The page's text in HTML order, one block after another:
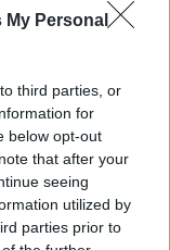
Personal
third parties, or
for
below opt-out
that after your
seeing
utilized by
parties prior to
hotărâre,
din
explorare,
în...